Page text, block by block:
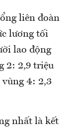
liên đoàn
lương tối
lao động
2: 2,9 triệu
vùng 4: 2,3
nhất là kết